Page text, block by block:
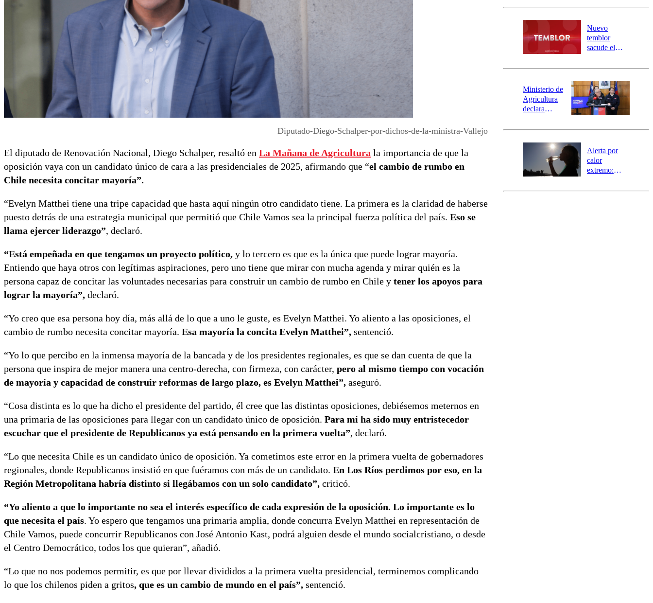
Diputado-Diego-Schalper-por-dichos-de-la-ministra-Vallejo
El diputado de Renovación Nacional, Diego Schalper, resaltó en La Mañana de Agricultura la importancia de que la
oposición vaya con un candidato único de cara a las presidenciales de 2025, afirmando que “el cambio de rumbo en
Chile necesita concitar mayoría”.
“Evelyn Matthei tiene una tripe capacidad que hasta aquí ningún otro candidato tiene. La primera es la claridad de haberse
puesto detrás de una estrategia municipal que permitió que Chile Vamos sea la principal fuerza política del país. Eso se
llama ejercer liderazgo”, declaró.
“Está empeñada en que tengamos un proyecto político, y lo tercero es que es la única que puede lograr mayoría.
Entiendo que haya otros con legítimas aspiraciones, pero uno tiene que mirar con mucha agenda y mirar quién es la
persona capaz de concitar las voluntades necesarias para construir un cambio de rumbo en Chile y tener los apoyos para
lograr la mayoría”, declaró.
“Yo creo que esa persona hoy día, más allá de lo que a uno le guste, es Evelyn Matthei. Yo aliento a las oposiciones, el
cambio de rumbo necesita concitar mayoría. Esa mayoría la concita Evelyn Matthei”, sentenció.
“Yo lo que percibo en la inmensa mayoría de la bancada y de los presidentes regionales, es que se dan cuenta de que la
persona que inspira de mejor manera una centro-derecha, con firmeza, con carácter, pero al mismo tiempo con vocación
de mayoría y capacidad de construir reformas de largo plazo, es Evelyn Matthei”, aseguró.
“Cosa distinta es lo que ha dicho el presidente del partido, él cree que las distintas oposiciones, debiésemos meternos en
una primaria de las oposiciones para llegar con un candidato único de oposición. Para mí ha sido muy entristecedor
escuchar que el presidente de Republicanos ya está pensando en la primera vuelta”, declaró.
“Lo que necesita Chile es un candidato único de oposición. Ya cometimos este error en la primera vuelta de gobernadores
regionales, donde Republicanos insistió en que fuéramos con más de un candidato. En Los Ríos perdimos por eso, en la
Región Metropolitana habría distinto si llegábamos con un solo candidato”, criticó.
“Yo aliento a que lo importante no sea el interés específico de cada expresión de la oposición. Lo importante es lo
que necesita el país. Yo espero que tengamos una primaria amplia, donde concurra Evelyn Matthei en representación de
Chile Vamos, puede concurrir Republicanos con José Antonio Kast, podrá alguien desde el mundo socialcristiano, o desde
el Centro Democrático, todos los que quieran”, añadió.
“Lo que no nos podemos permitir, es que por llevar divididos a la primera vuelta presidencial, terminemos complicando
lo que los chilenos piden a gritos, que es un cambio de mundo en el país”, sentenció.
Carahue por
río Damas:
activa
mensajería
SAE
Nuevo
temblor
sacude el
revisa la
epicentro
Ministerio de
Agricultura
declara
agrícola para
Alerta por
calor
extremo:
activa Alerta